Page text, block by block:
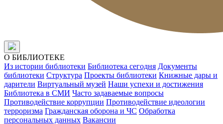
О БИБЛИОТЕКЕ
Из истории библиотеки Библиотека сегодня Документы
библиотеки Структура Проекты библиотеки Книжные дары и
дарители Виртуальный музей Наши успехи и достижения
Библиотека в СМИ Часто задаваемые вопросы
Противодействие коррупции Противодействие идеологии
терроризма Гражданская оборона и ЧС Обработка
персональных данных Вакансии